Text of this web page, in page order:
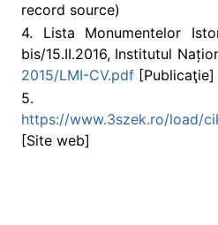
record source)
4. Lista Monumentelor
bis/15.II.2016, Institutul
2015/LMI-CV.pdf [Publicaţie]
5.
https://www.3szek.ro/load/
[Site web]